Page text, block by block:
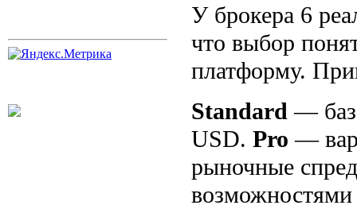
У брокера 6
что выбор
платформу.
Standard —
USD. Pro —
рыночные